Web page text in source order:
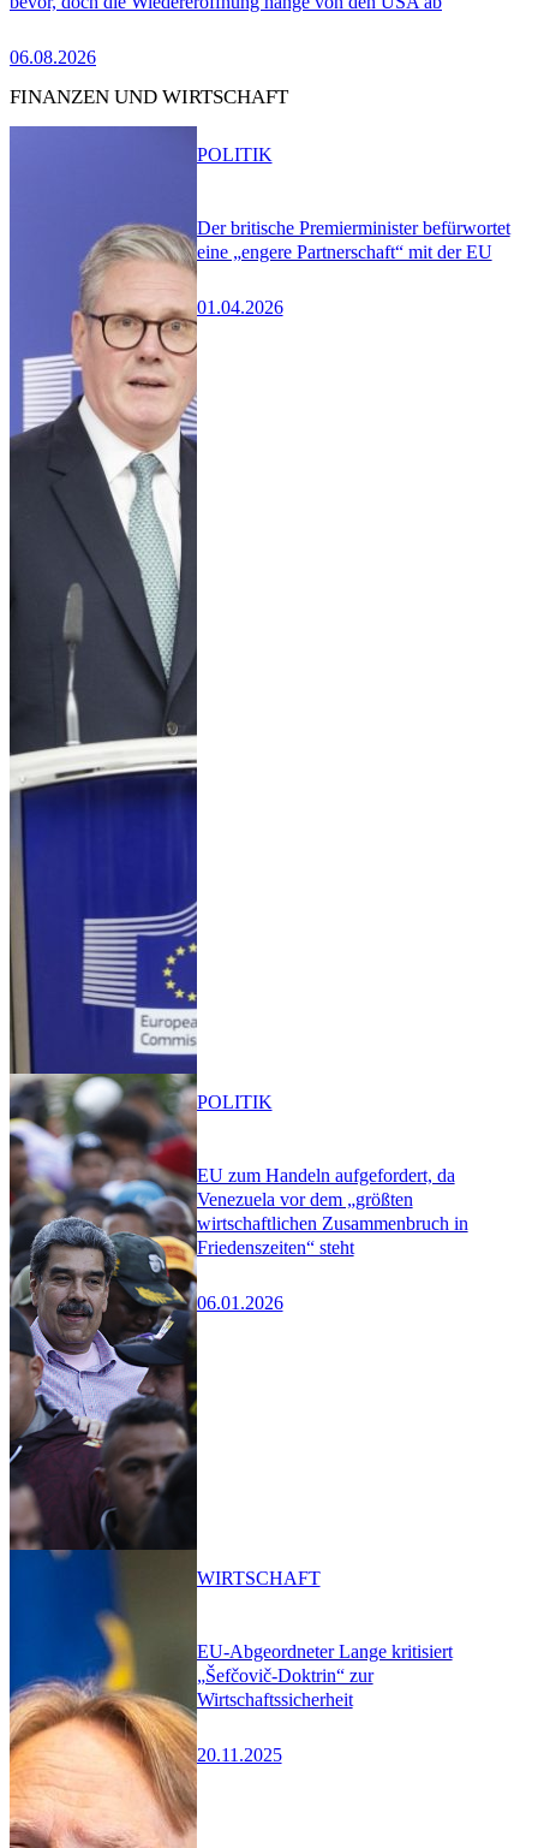
06.08.2026
FINANZEN UND WIRTSCHAFT
Der britische Premierminister befürwortet
eine „engere Partnerschaft“ mit der EU
01.04.2026
POLITIK
EU zum Handeln aufgefordert, da
Venezuela vor dem „größten
wirtschaftlichen Zusammenbruch in
Friedenszeiten“ steht
06.01.2026
POLITIK
EU-Abgeordneter Lange kritisiert
„Šefčovič-Doktrin“ zur
Wirtschaftssicherheit
20.11.2025
WIRTSCHAFT